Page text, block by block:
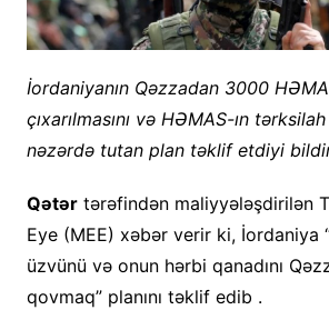
İordaniyanın Qəzzadan 3000
çıxarılmasını və HƏMAS-ın
nəzərdə tutan plan təklif etdiyi
Qətərtərəfindən maliyyələşdirilən
Eye (MEE) xəbər verir ki, İordaniya
üzvünü və onun hərbi qanadını
qovmaq” planını təklif edib .